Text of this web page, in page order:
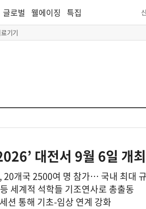
기기
글로벌 웰에이징 특집
대전서 9월 6일 개최
20개국 2500여 명 참가… 국내 최대
세계적 석학들 기조연사로 총출동
션 통해 기초-임상 연계 강화